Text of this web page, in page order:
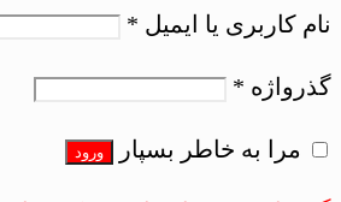
نام کاربری یا ایمیل *
گذرواژه *
مرا به خاطر بسپار ورود